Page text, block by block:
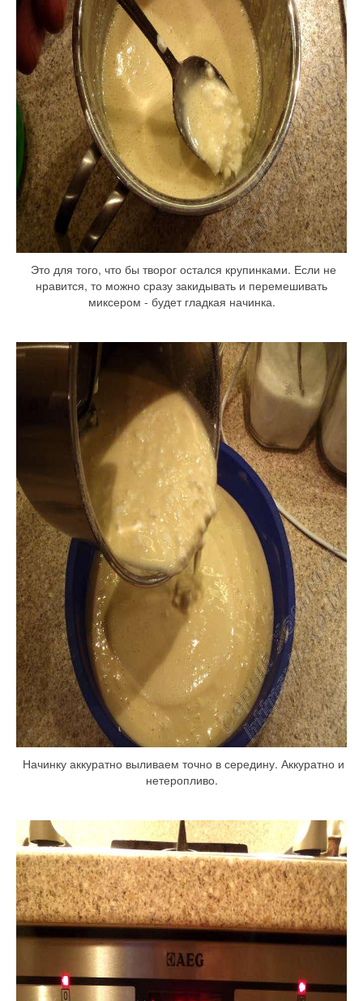
Это для того, что бы творог остался крупинками. Если не
нравится, то можно сразу закидывать и перемешивать
миксером - будет гладкая начинка.
Начинку аккуратно выливаем точно в середину. Аккуратно и
нетеропливо.